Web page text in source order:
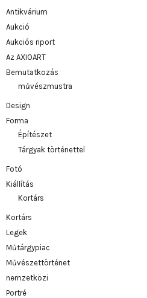
Antikvárium
Aukció
Aukciós riport
Az AXIOART
Bemutatkozás
művészmustra
Design
Forma
Építészet
Tárgyak történettel
Fotó
Kiállítás
Kortárs
Kortárs
Legek
Műtárgypiac
Művészettörténet
nemzetközi
Portré